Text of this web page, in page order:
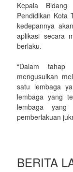
Kepala
Pendidikan Kota
kedepannya
aplikasi secara
berlaku.
“Dalam
mengusulkan
satu lembaga
lembaga yang
lembaga yang
pemberlakuan
BERITA